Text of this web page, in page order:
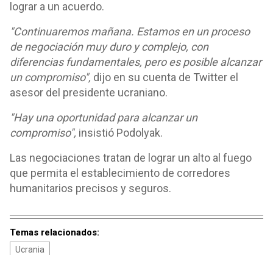
lograr a un acuerdo.
"Continuaremos mañana. Estamos en un proceso
de negociación muy duro y complejo, con
diferencias fundamentales, pero es posible alcanzar
un compromiso", dijo en su cuenta de Twitter el
asesor del presidente ucraniano.
"Hay una oportunidad para alcanzar un
compromiso", insistió Podolyak.
Las negociaciones tratan de lograr un alto al fuego
que permita el establecimiento de corredores
humanitarios precisos y seguros.
Temas relacionados:
Ucrania